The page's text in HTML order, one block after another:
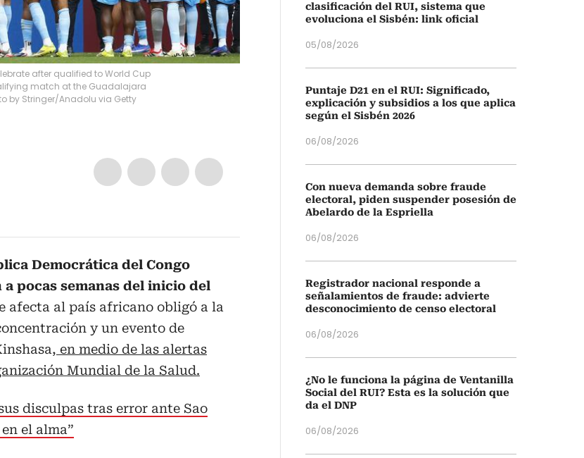
after qualified to World Cup
match at the Guadalajara
by Stringer/Anadolu via Getty
Democrática del Congo
pocas semanas del inicio del
afecta al país africano obligó a la
y un evento de
, en medio de las alertas
Mundial de la Salud.
disculpas tras error ante Sao
el alma”
clasificación del RUI, sistema que
evoluciona el Sisbén: link oficial
05/08/2026
Puntaje D21 en el RUI: Significado,
explicación y subsidios a los que aplica
según el Sisbén 2026
06/08/2026
Con nueva demanda sobre fraude
electoral, piden suspender posesión de
Abelardo de la Espriella
06/08/2026
Registrador nacional responde a
señalamientos de fraude: advierte
desconocimiento de censo electoral
06/08/2026
¿No le funciona la página de Ventanilla
Social del RUI? Esta es la solución que
da el DNP
06/08/2026